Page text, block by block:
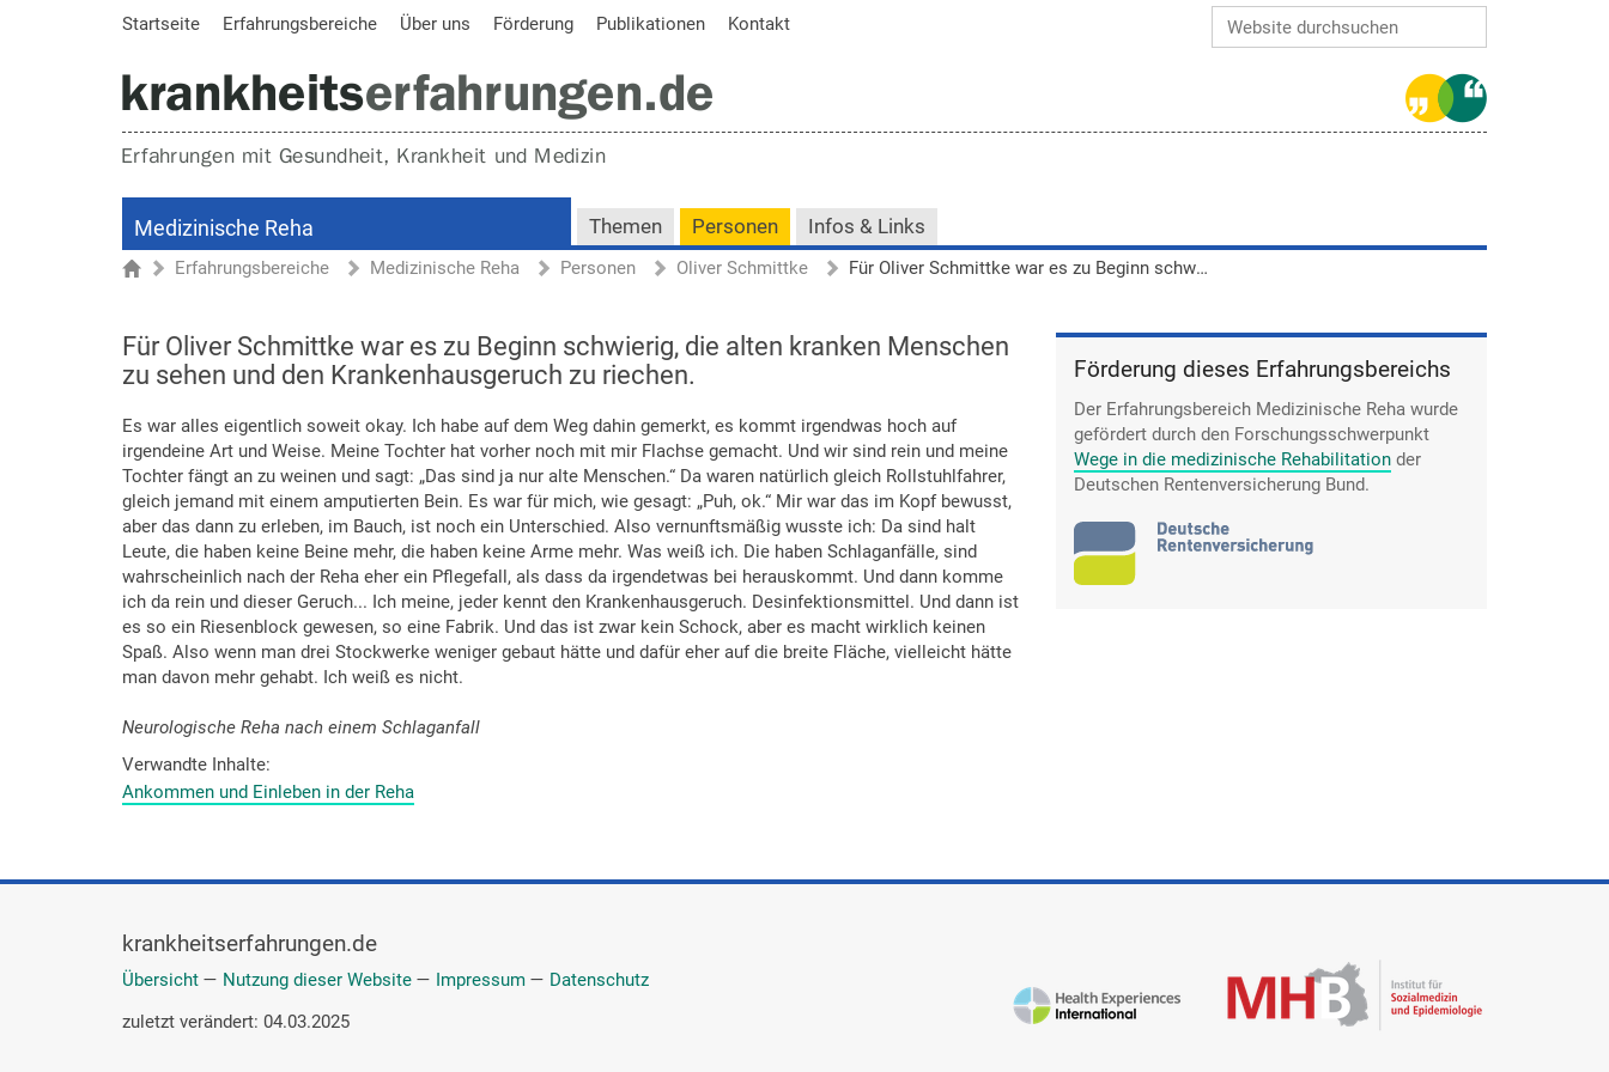
Erweiterte Suche…
Startseite Erfahrungsbereiche Über uns Förderung Publikationen Kontakt
Medizinische Reha Themen Personen Infos & Links
Sie sind hier
StartseiteErfahrungsbereiche Medizinische Reha Personen Oliver Schmittke Für Oliver Schmittke war es zu Beginn schwierig, die alten kranken Menschen zu sehen und den Krankenhausgeruch zu riechen.
Für Oliver Schmittke war es zu Beginn schwierig, die alten kranken Menschen
zu sehen und den Krankenhausgeruch zu riechen.
Es war alles eigentlich soweit okay. Ich habe auf dem Weg dahin gemerkt, es kommt irgendwas hoch auf
irgendeine Art und Weise. Meine Tochter hat vorher noch mit mir Flachse gemacht. Und wir sind rein und meine
Tochter fängt an zu weinen und sagt: „Das sind ja nur alte Menschen.“ Da waren natürlich gleich Rollstuhlfahrer,
gleich jemand mit einem amputierten Bein. Es war für mich, wie gesagt: „Puh, ok.“ Mir war das im Kopf bewusst,
aber das dann zu erleben, im Bauch, ist noch ein Unterschied. Also vernunftsmäßig wusste ich: Da sind halt
Leute, die haben keine Beine mehr, die haben keine Arme mehr. Was weiß ich. Die haben Schlaganfälle, sind
wahrscheinlich nach der Reha eher ein Pflegefall, als dass da irgendetwas bei herauskommt. Und dann komme
ich da rein und dieser Geruch... Ich meine, jeder kennt den Krankenhausgeruch. Desinfektionsmittel. Und dann ist
es so ein Riesenblock gewesen, so eine Fabrik. Und das ist zwar kein Schock, aber es macht wirklich keinen
Spaß. Also wenn man drei Stockwerke weniger gebaut hätte und dafür eher auf die breite Fläche, vielleicht hätte
man davon mehr gehabt. Ich weiß es nicht.
Neurologische Reha nach einem Schlaganfall
Verwandte Inhalte
Ankommen und Einleben in der Reha
Förderung dieses Erfahrungsbereichs
Der Erfahrungsbereich Medizinische Reha wurde
gefördert durch den Forschungsschwerpunkt
Wege in die medizinische Rehabilitation der
Deutschen Rentenversicherung Bund.
krankheitserfahrungen.de
Übersicht — Nutzung dieser Website — Impressum — Datenschutz
zuletzt verändert: 04.03.2025